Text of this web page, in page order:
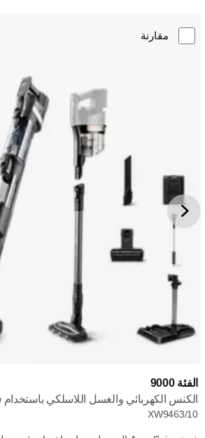
مقارنة
الفئة 9000
الكنس الكهربائي والغسل اللاسلكي باستخدام AquaTrio
XW9463/10